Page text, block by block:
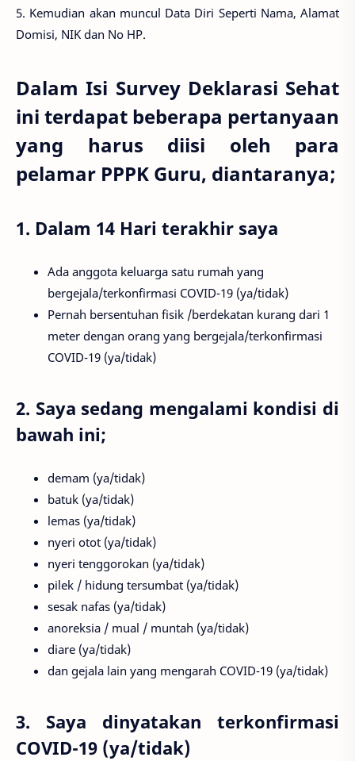
5. Kemudian akan muncul Data Diri Seperti Nama, Alamat
Domisi, NIK dan No HP.
Dalam Isi Survey Deklarasi Sehat
ini terdapat beberapa pertanyaan
yang harus diisi oleh para
pelamar PPPK Guru, diantaranya;
1. Dalam 14 Hari terakhir saya
Ada anggota keluarga satu rumah yang
bergejala/terkonfirmasi COVID-19 (ya/tidak)
Pernah bersentuhan fisik /berdekatan kurang dari 1
meter dengan orang yang bergejala/terkonfirmasi
COVID-19 (ya/tidak)
2. Saya sedang mengalami kondisi di
bawah ini;
demam (ya/tidak)
batuk (ya/tidak)
lemas (ya/tidak)
nyeri otot (ya/tidak)
nyeri tenggorokan (ya/tidak)
pilek / hidung tersumbat (ya/tidak)
sesak nafas (ya/tidak)
anoreksia / mual / muntah (ya/tidak)
diare (ya/tidak)
dan gejala lain yang mengarah COVID-19 (ya/tidak)
3. Saya dinyatakan terkonfirmasi
COVID-19 (ya/tidak)